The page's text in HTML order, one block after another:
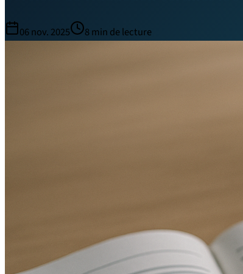
06 nov. 2025 8min de lecture